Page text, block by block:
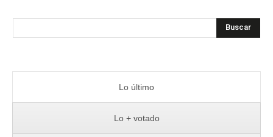
Buscar
Lo último
Lo + votado